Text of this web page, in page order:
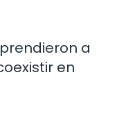
a
en